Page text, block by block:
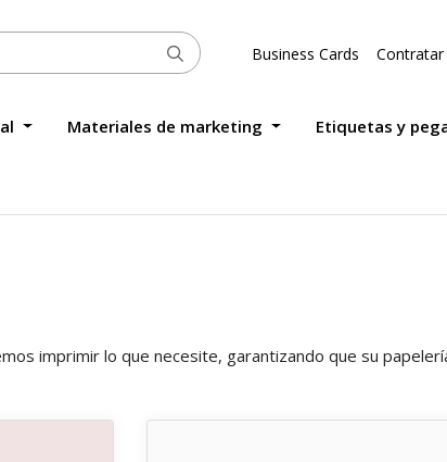
Business Cards
Materiales de marketing Etiquetas y
imprimir lo que necesite, garantizando que su
Ver detalles Imanes para tarjetas de